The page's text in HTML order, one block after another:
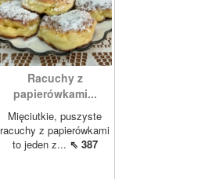
Racuchy z
papierówkami...
Mięciutkie, puszyste
racuchy z papierówkami
to jeden z... ⇖ 387